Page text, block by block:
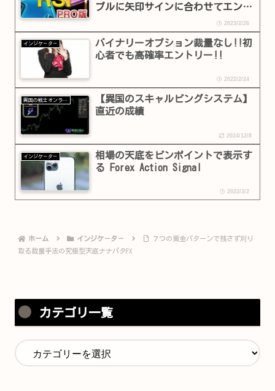
プルに矢印サインに合わせてエント
2023/2/26
インジケ－タ－
バイナリーオプション裁量なし!!初
心者でも高確率エントリー!!
2022/2/24
異国の戦士オンラインショップ
【異国のスキャルピングシステム】
直近の成績
2024/12/8
インジケ－タ－
相場の天底をピンポイントで表示す
る Forex Action Signal
2022/3/2
ホーム インジケ－タ－
７つの黄金パターンで残さず刈り
取る裁量手法の究極型天底ナナパタFX
カテゴリ一覧